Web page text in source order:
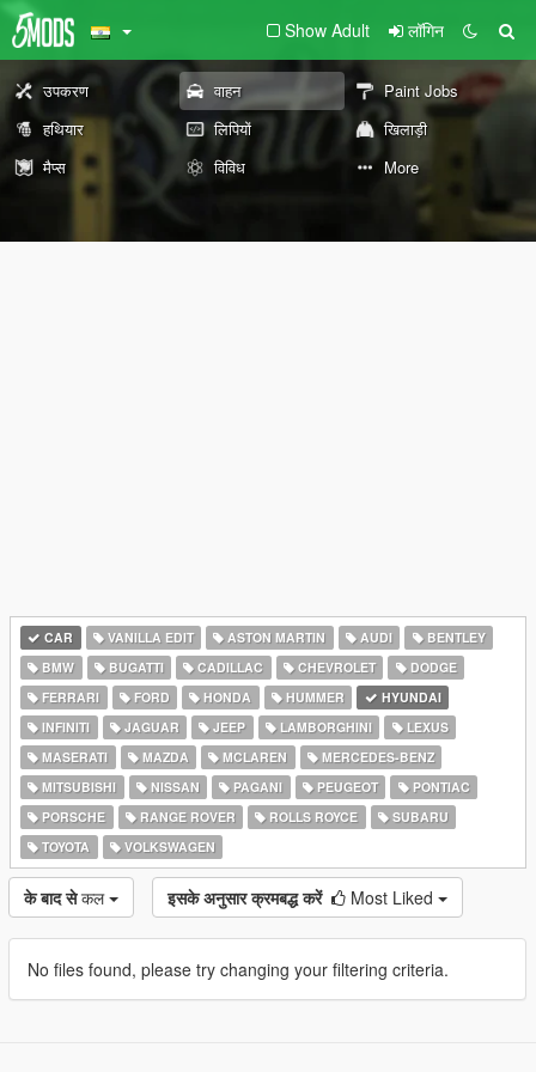
Show Adult लॉगिन
उपकरण वाहन
Paint Jobs
हथियार
लिपियों
खिलाड़ी
मैप्स
विविध More
CAR VANILLA EDIT ASTON MARTIN AUDI
BENTLEY
BMW
BUGATTI CADILLAC CHEVROLET
DODGE
FERRARI
FORD HONDA HUMMER
HYUNDAI
INFINITI
JAGUAR JEEP LAMBORGHINI
LEXUS
MASERATI
MAZDA MCLAREN
MERCEDES-BENZ
MITSUBISHI
NISSAN PAGANI PEUGEOT
PONTIAC
PORSCHE
RANGE ROVER ROLLS ROYCE
SUBARU
TOYOTA
VOLKSWAGEN
के बाद से कल इसके अनुसार क्रमबद्ध करें Most Liked
No files found, please try changing your filtering criteria.